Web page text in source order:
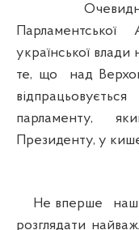
Очевидно,
української влади
те, що над
парламенту,
Президенту, у
Не вперше
розглядати